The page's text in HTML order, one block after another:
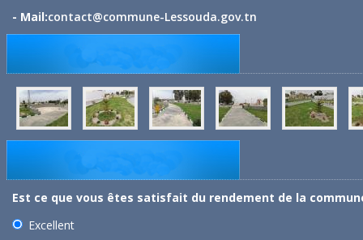
- Mail:contact@commune-Lessouda.gov.tn
Est ce que vous êtes satisfait du rendement de la
Excellent